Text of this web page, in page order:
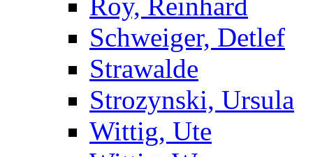
Roy, Reinhard
Schweiger, Detlef
Strawalde
Strozynski, Ursula
Wittig, Ute